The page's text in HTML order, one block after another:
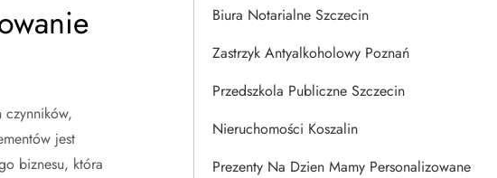
jest
biznesu, która
Biura Notarialne Szczecin
Zastrzyk Antyalkoholowy Poznań
Przedszkola Publiczne Szczecin
Nieruchomości Koszalin
Prezenty Na Dzien Mamy Personalizowane